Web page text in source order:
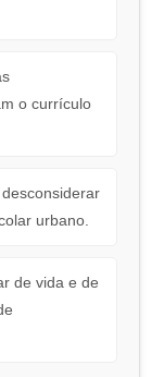
o currículo
urbano.
de vida e de